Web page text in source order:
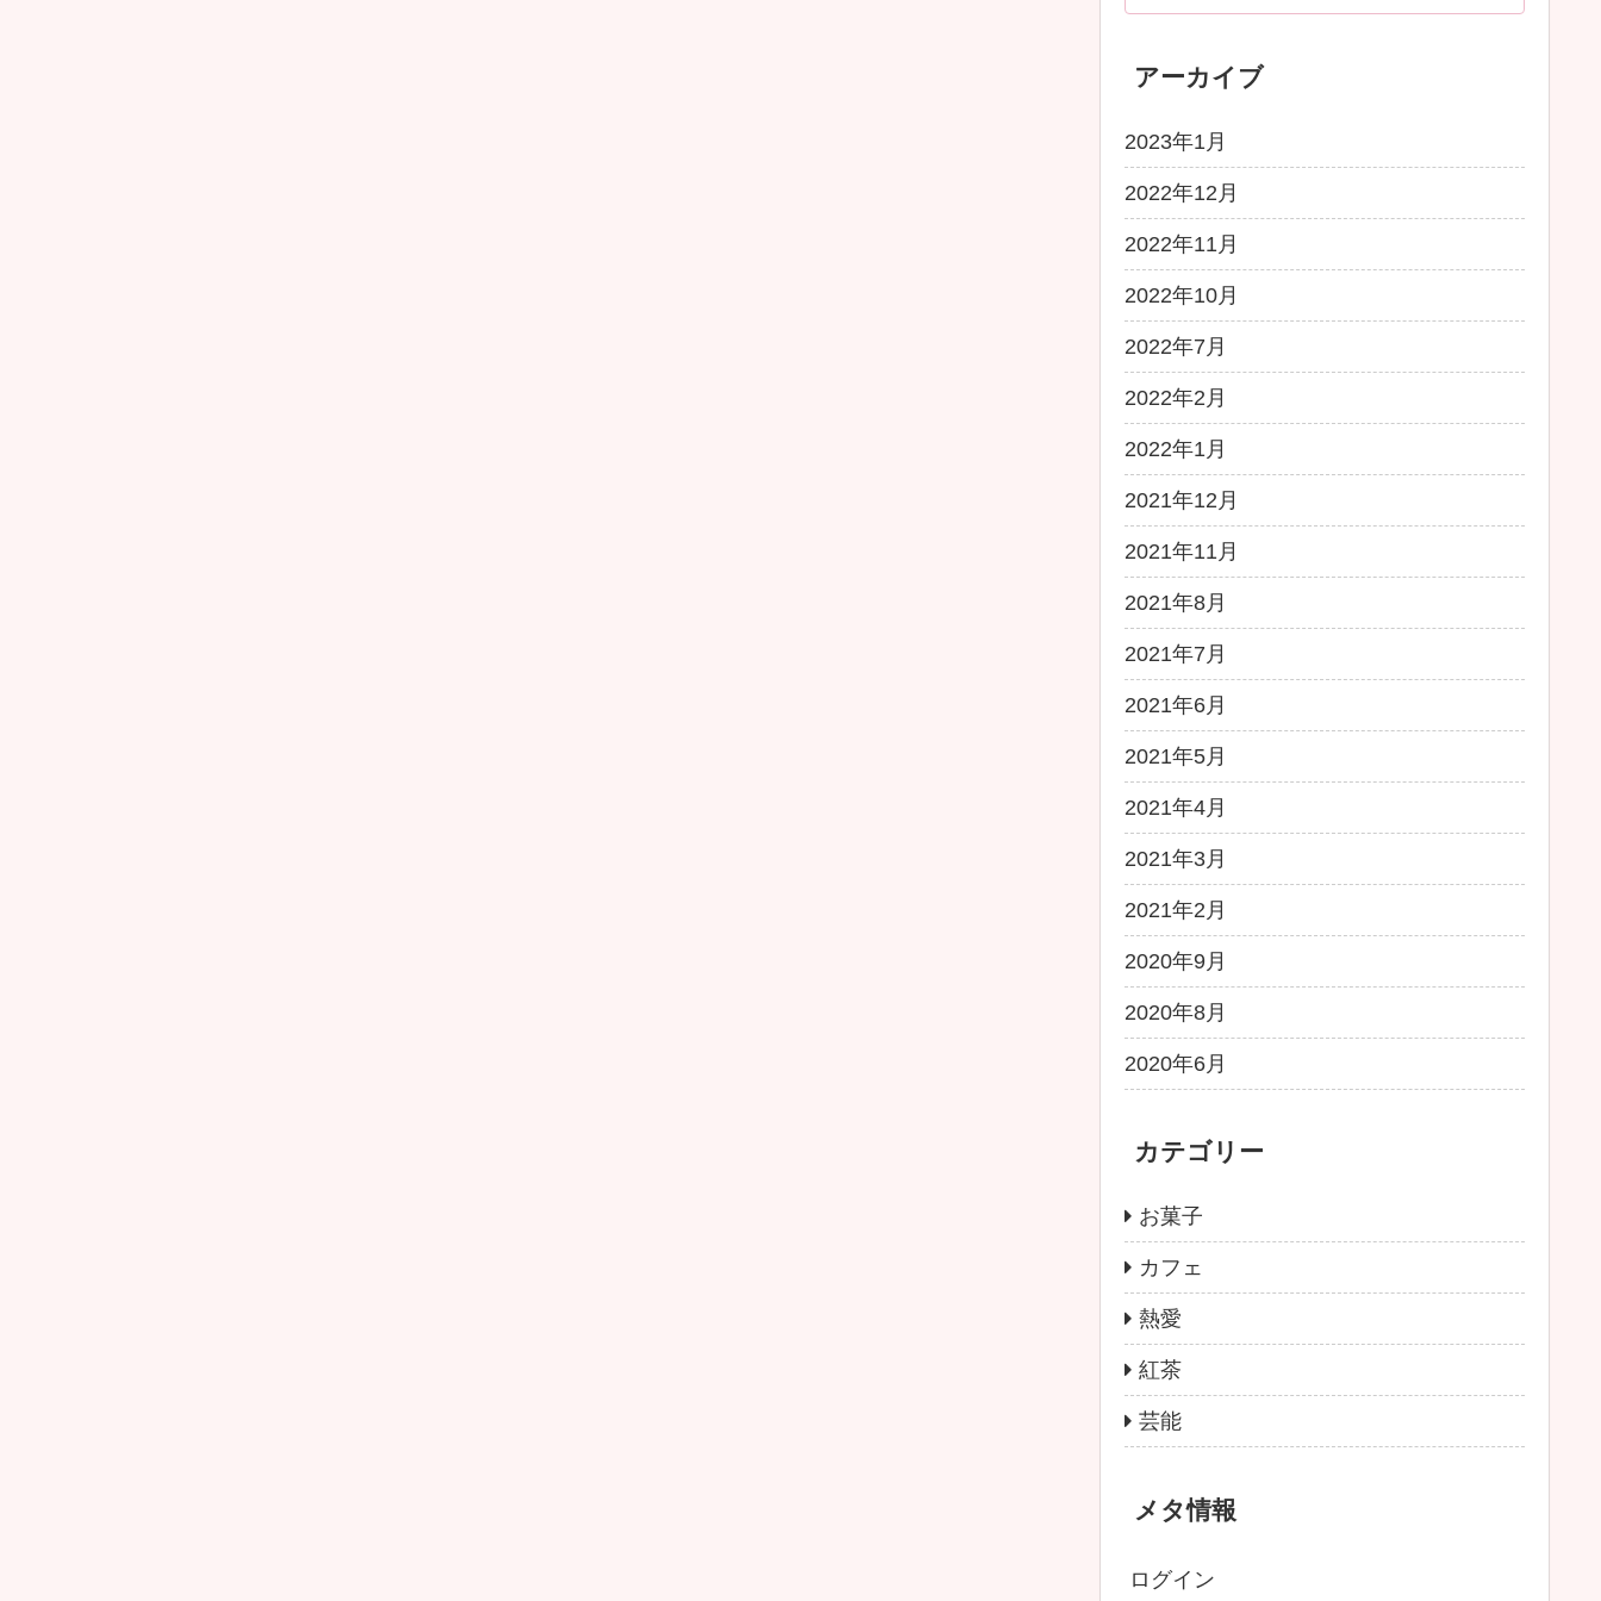
アーカイブ
2023年1月
2022年12月
2022年11月
2022年10月
2022年7月
2022年2月
2022年1月
2021年12月
2021年11月
2021年8月
2021年7月
2021年6月
2021年5月
2021年4月
2021年3月
2021年2月
2020年9月
2020年8月
2020年6月
カテゴリー
お菓子
カフェ
熱愛
紅茶
芸能
メタ情報
ログイン